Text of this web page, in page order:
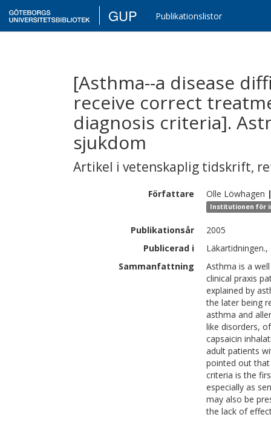
GUP Publikationslistor
[Asthma--a disease
receive correct
diagnosis criteria].
sjukdom
Artikel i vetenskaplig tidskrift,
Författare Olle Löwhagen
Institutionen för
Publikationsår
2005
Publicerad i
Sammanfattning
Asthma is a
clinical praxis
explained by
the later being
asthma and
like disorders,
capsaicin
adult patients
pointed out
criteria is the
especially as
may also be
the lack of